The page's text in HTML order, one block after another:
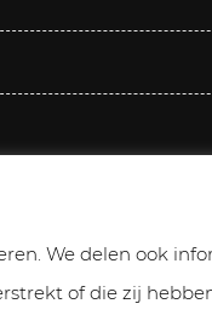
We delen ook
of die zij